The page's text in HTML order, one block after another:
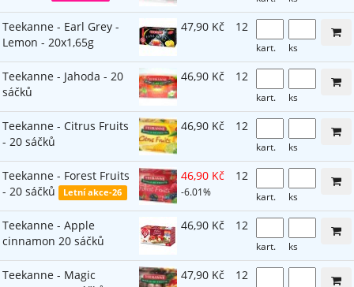
Teekanne - Earl Grey -
Lemon - 20x1,65g
47,90 Kč 12
kart. ks
Teekanne - Jahoda - 20
sáčků
46,90 Kč 12
kart. ks
Teekanne - Citrus Fruits
- 20 sáčků
46,90 Kč 12
kart. ks
Teekanne - Forest Fruits
- 20 sáčků
Letní akce-26
46,90 Kč
-6.01%
12
kart. ks
Teekanne - Apple
cinnamon 20 sáčků
46,90 Kč 12
kart. ks
Teekanne - Magic
47,90 Kč 12